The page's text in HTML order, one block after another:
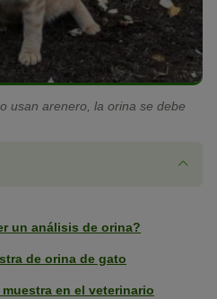
usan arenero, la orina se debe
un análisis de orina?
de orina de gato
en el veterinario